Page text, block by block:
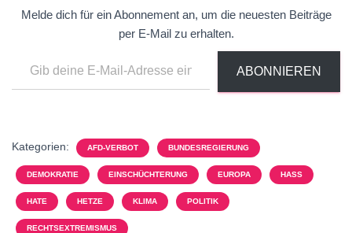
Melde dich für ein Abonnement an, um die neuesten Beiträge
per E-Mail zu erhalten.
ABONNIEREN
Kategorien: AFD-VERBOT BUNDESREGIERUNG
DEMOKRATIE EINSCHÜCHTERUNG EUROPA HASS
HATE HETZE KLIMA POLITIK
RECHTSEXTREMISMUS